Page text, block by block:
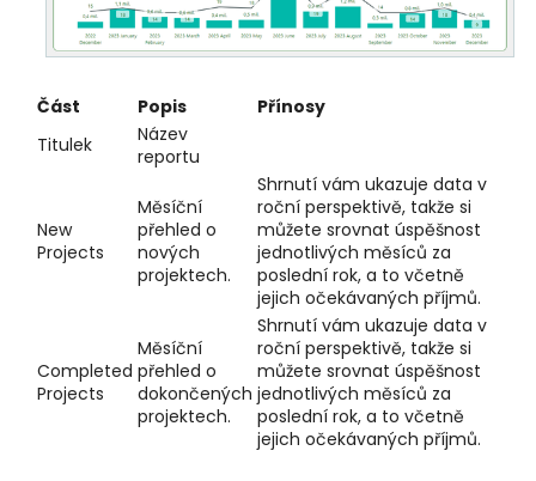
Část Popis
Přínosy
Titulek
Název
reportu
New
Projects
Měsíční
přehled o
nových
projektech.
Shrnutí vám ukazuje data v
roční perspektivě, takže si
můžete srovnat úspěšnost
jednotlivých měsíců za
poslední rok, a to včetně
jejich očekávaných příjmů.
Completed
Projects
Měsíční
přehled o
dokončených
projektech.
Shrnutí vám ukazuje data v
roční perspektivě, takže si
můžete srovnat úspěšnost
jednotlivých měsíců za
poslední rok, a to včetně
jejich očekávaných příjmů.